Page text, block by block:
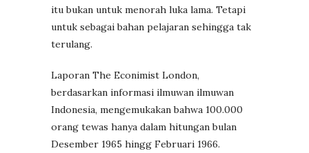
itu bukan untuk menorah luka lama. Tetapi
untuk sebagai bahan pelajaran sehingga tak
terulang.
Laporan The Econimist London,
berdasarkan informasi ilmuwan ilmuwan
Indonesia, mengemukakan bahwa 100.000
orang tewas hanya dalam hitungan bulan
Desember 1965 hingg Februari 1966.